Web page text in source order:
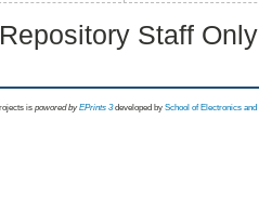
Repository Staff
is powored byEPrints 3 developed by School of Electronics